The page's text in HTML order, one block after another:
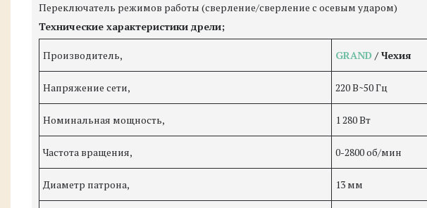
Переключатель режимов работы (сверление/сверление с осевым ударом)
Технические характеристики дрели;
Производитель, GRAND / Чехия
Напряжение сети, 220 В~50 Гц
Номинальная мощность, 1 280 Вт
Частота вращения, 0-2800 об/мин
Диаметр патрона, 13 мм